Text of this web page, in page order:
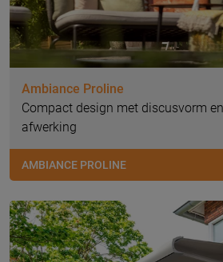
Ambiance Proline
Compact design met discusvorm
afwerking
AMBIANCE PROLINE